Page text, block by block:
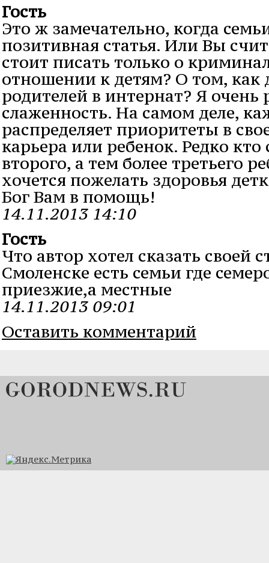
Гость
Это ж замечательно, когда
позитивная статья. Или Вы
стоит писать только о
отношении к детям? О том, как
родителей в интернат? Я очень
слаженность. На самом деле,
распределяет приоритеты в
карьера или ребенок. Редко
второго, а тем более третьего
хочется пожелать здоровья
Бог Вам в помощь!
14.11.2013 14:10
Гость
Что автор хотел сказать своей
Смоленске есть семьи где
приезжие,а местные
14.11.2013 09:01
Оставить комментарий